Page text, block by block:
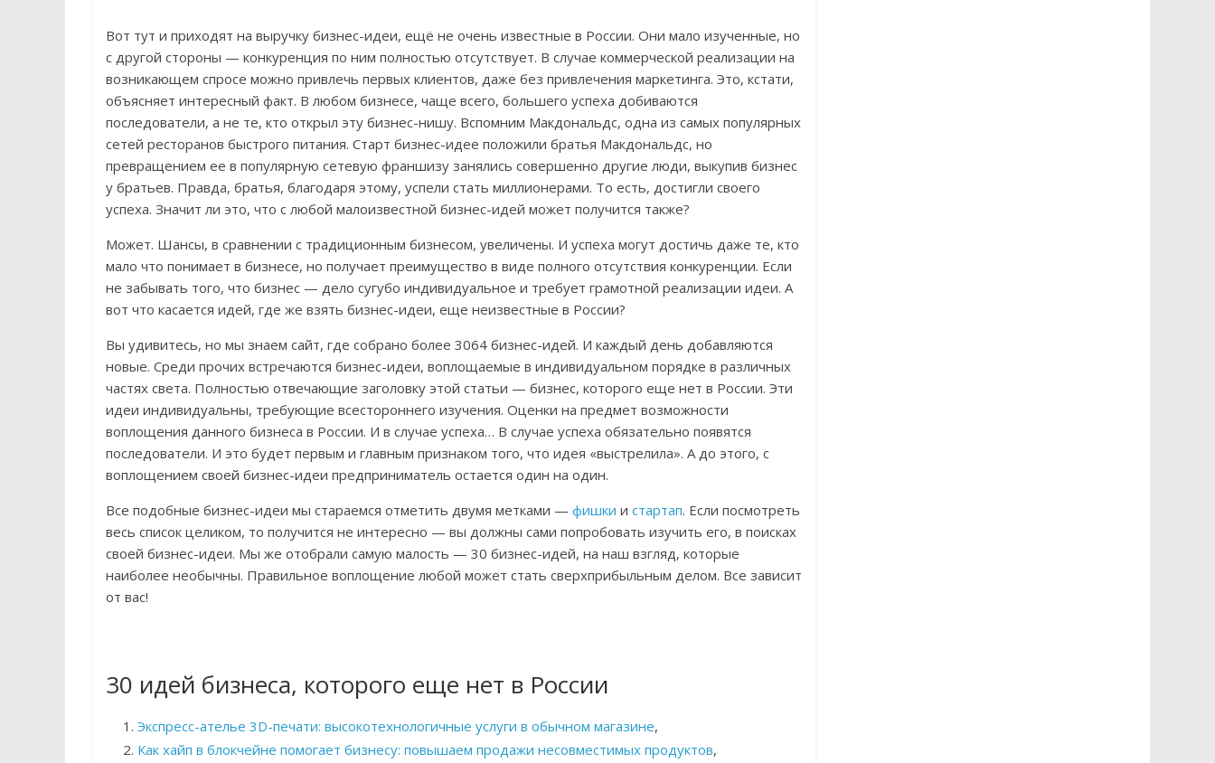
Вот тут и приходят на выручку бизнес-идеи, ещё не очень известные в России. Они мало изученные, но
с другой стороны — конкуренция по ним полностью отсутствует. В случае коммерческой реализации на
возникающем спросе можно привлечь первых клиентов, даже без привлечения маркетинга. Это, кстати,
объясняет интересный факт. В любом бизнесе, чаще всего, большего успеха добиваются
последователи, а не те, кто открыл эту бизнес-нишу. Вспомним Макдональдс, одна из самых популярных
сетей ресторанов быстрого питания. Старт бизнес-идее положили братья Макдональдс, но
превращением ее в популярную сетевую франшизу занялись совершенно другие люди, выкупив бизнес
у братьев. Правда, братья, благодаря этому, успели стать миллионерами. То есть, достигли своего
успеха. Значит ли это, что с любой малоизвестной бизнес-идей может получится также?
Может. Шансы, в сравнении с традиционным бизнесом, увеличены. И успеха могут достичь даже те, кто
мало что понимает в бизнесе, но получает преимущество в виде полного отсутствия конкуренции. Если
не забывать того, что бизнес — дело сугубо индивидуальное и требует грамотной реализации идеи. А
вот что касается идей, где же взять бизнес-идеи, еще неизвестные в России?
Вы удивитесь, но мы знаем сайт, где собрано более 3064 бизнес-идей. И каждый день добавляются
новые. Среди прочих встречаются бизнес-идеи, воплощаемые в индивидуальном порядке в различных
частях света. Полностью отвечающие заголовку этой статьи — бизнес, которого еще нет в России. Эти
идеи индивидуальны, требующие всестороннего изучения. Оценки на предмет возможности
воплощения данного бизнеса в России. И в случае успеха… В случае успеха обязательно появятся
последователи. И это будет первым и главным признаком того, что идея «выстрелила». А до этого, с
воплощением своей бизнес-идеи предприниматель остается один на один.
Все подобные бизнес-идеи мы стараемся отметить двумя метками — фишки и стартап. Если посмотреть
весь список целиком, то получится не интересно — вы должны сами попробовать изучить его, в поисках
своей бизнес-идеи. Мы же отобрали самую малость — 30 бизнес-идей, на наш взгляд, которые
наиболее необычны. Правильное воплощение любой может стать сверхприбыльным делом. Все зависит
от вас!
30 идей бизнеса, которого еще нет в России
Экспресс-ателье 3D-печати: высокотехнологичные услуги в обычном магазине,
Как хайп в блокчейне помогает бизнесу: повышаем продажи несовместимых продуктов,